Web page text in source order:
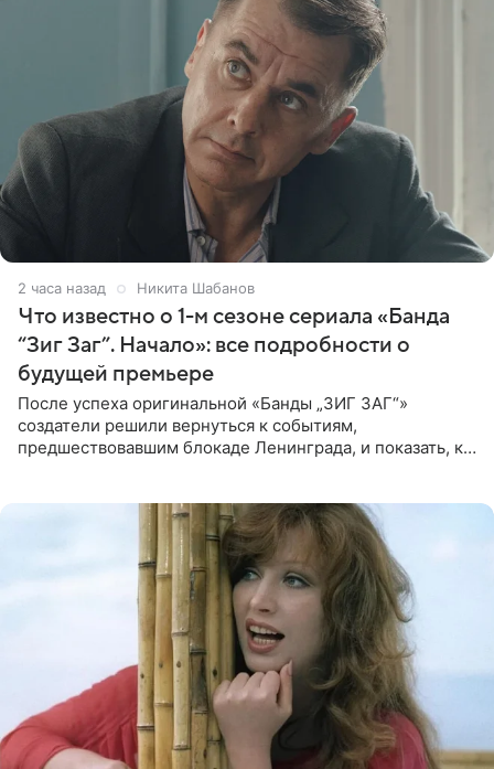
2 часа назад Никита Шабанов
Что известно о 1-м сезоне сериала «Банда
“Зиг Заг”. Начало»: все подробности о
будущей премьере
После успеха оригинальной «Банды „ЗИГ ЗАГ“»
создатели решили вернуться к событиям,
предшествовавшим блокаде Ленинграда, и показать, как